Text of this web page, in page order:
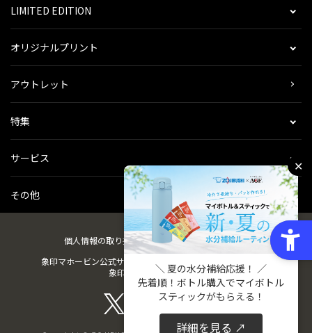
LIMITED EDITION
オリジナルプリント
アウトレット
特集
サービス
その他
個人情報の取り扱い会社概要ご利用規約会員規約
象印マホービン公式サイト
象印パーツダイレクト
✕
＼ 夏の水分補給応援！ ／
先着順！ボトル購入でマイボトル
スティックがもらえる！
詳細を見る ↗